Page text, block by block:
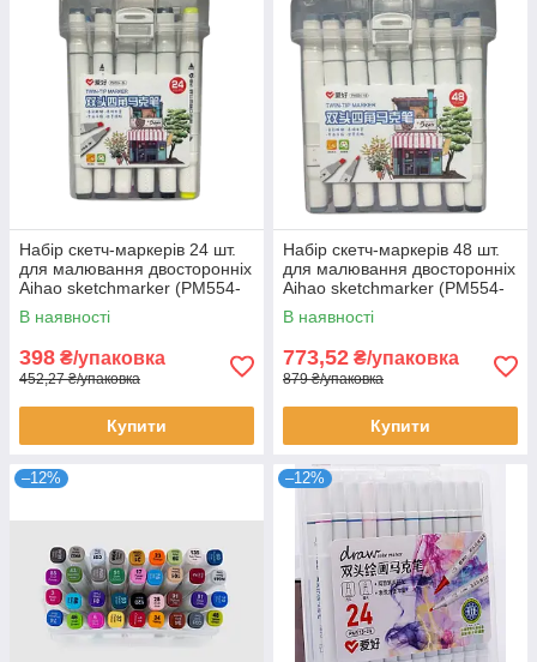
Набір скетч-маркерів 24 шт.
для малювання двосторонніх
Aihao sketchmarker (PM554-
24)
В наявності
398 ₴/упаковка
452,27 ₴/упаковка
Купити
Набір скетч-маркерів 48 шт.
для малювання двосторонніх
Aihao sketchmarker (PM554-
48)
В наявності
773,52 ₴/упаковка
879 ₴/упаковка
Купити
–12% –12%